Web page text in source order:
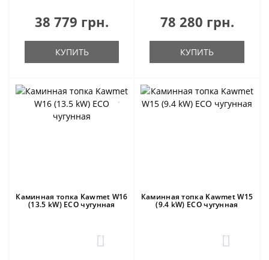
38 779 грн.
КУПИТЬ
78 280 грн.
КУПИТЬ
Каминная топка Kawmet W16
(13.5 kW) ECO чугунная
0
Каминная топка Kawmet W15
(9.4 kW) ECO чугунная
0